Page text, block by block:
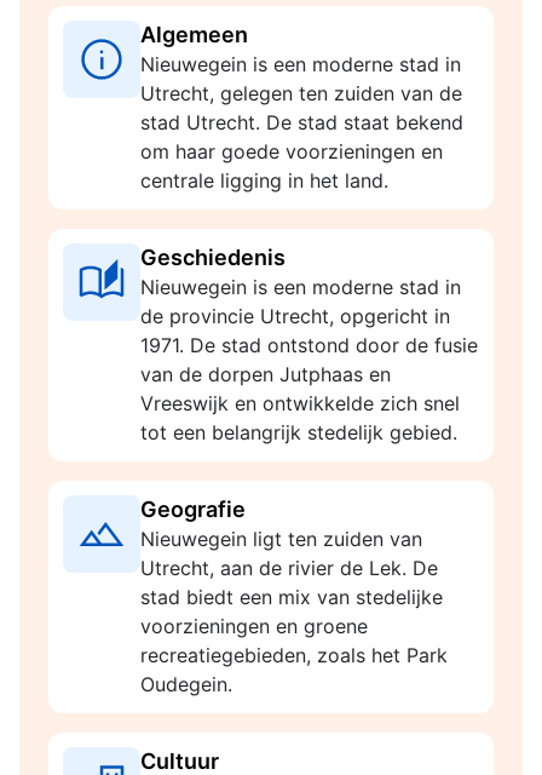
Algemeen
Nieuwegein is een moderne stad in
Utrecht, gelegen ten zuiden van de
stad Utrecht. De stad staat bekend
om haar goede voorzieningen en
centrale ligging in het land.
Geschiedenis
Nieuwegein is een moderne stad in
de provincie Utrecht, opgericht in
1971. De stad ontstond door de fusie
van de dorpen Jutphaas en
Vreeswijk en ontwikkelde zich snel
tot een belangrijk stedelijk gebied.
Geografie
Nieuwegein ligt ten zuiden van
Utrecht, aan de rivier de Lek. De
stad biedt een mix van stedelijke
voorzieningen en groene
recreatiegebieden, zoals het Park
Oudegein.
Cultuur